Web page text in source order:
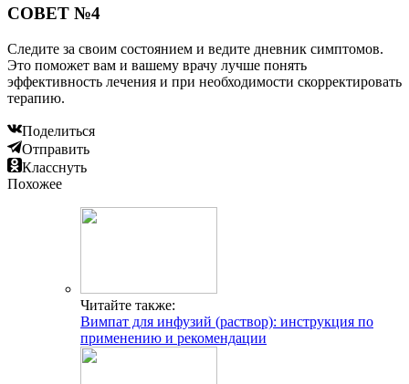
СОВЕТ №4
Следите за своим состоянием и ведите дневник симптомов.
Это поможет вам и вашему врачу лучше понять
эффективность лечения и при необходимости скорректировать
терапию.
Поделиться
Отправить
Класснуть
Похожее
Читайте также:
Вимпат для инфузий (раствор): инструкция по
применению и рекомендации